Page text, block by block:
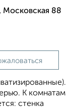
88
К комнатам
стенка